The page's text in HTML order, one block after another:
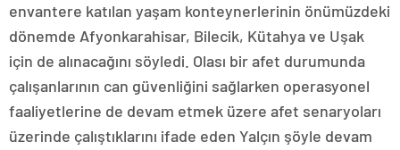
envantere katılan yaşam konteynerlerinin önümüzdeki
dönemde Afyonkarahisar, Bilecik, Kütahya ve Uşak
için de alınacağını söyledi. Olası bir afet durumunda
çalışanlarının can güvenliğini sağlarken operasyonel
faaliyetlerine de devam etmek üzere afet senaryoları
üzerinde çalıştıklarını ifade eden Yalçın şöyle devam